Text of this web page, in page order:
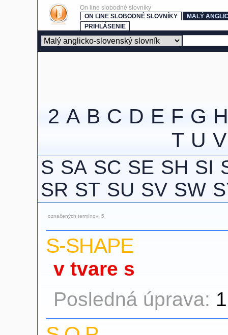
On line slobodné slovníky
ON LINE SLOBODNÉ SLOVNÍKY
MALÝ
PRIHLÁSENIE
2 A B C D E F G H
T U V
S SA SC SE SH SI
SR ST SU SV SW
označených termínov: 5
S-SHAPE
v tvare s
Posledná úprava: